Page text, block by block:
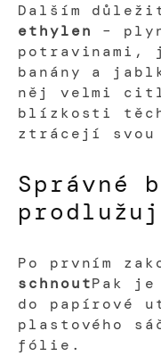
Dalším
ethylen –
potravinami,
banány a
něj velmi
blízkosti
ztrácejí svou
Správné
Po prvním
schnoutPak
do papírové
plastového
fólie.